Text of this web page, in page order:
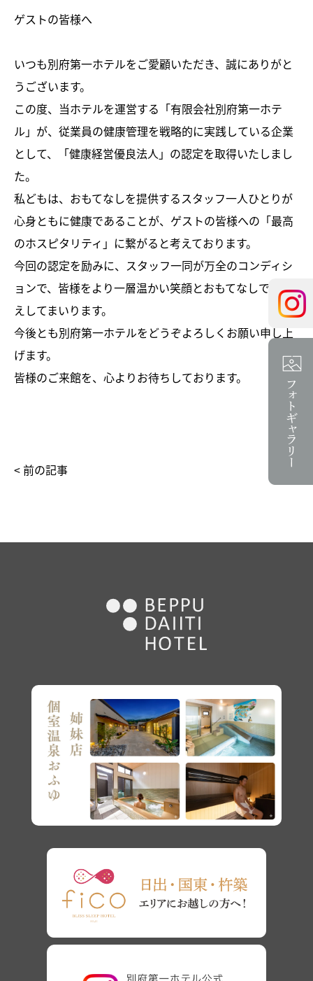
ゲストの皆様へ
いつも別府第一ホテルをご愛顧いただき、誠にありがと
うございます。
この度、当ホテルを運営する「有限会社別府第一ホテ
ル」が、従業員の健康管理を戦略的に実践している企業
として、「健康経営優良法人」の認定を取得いたしまし
た。
私どもは、おもてなしを提供するスタッフ一人ひとりが
心身ともに健康であることが、ゲストの皆様への「最高
のホスピタリティ」に繋がると考えております。
今回の認定を励みに、スタッフ一同が万全のコンディシ
ョンで、皆様をより一層温かい笑顔とおもてなしでお迎
えしてまいります。
今後とも別府第一ホテルをどうぞよろしくお願い申し上
げます。
皆様のご来館を、心よりお待ちしております。
< 前の記事